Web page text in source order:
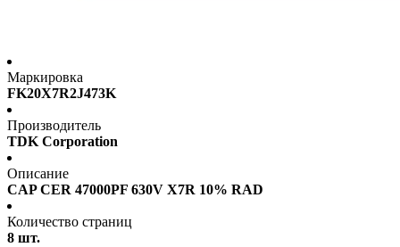
Маркировка
FK20X7R2J473K
Производитель
TDK Corporation
Описание
CAP CER 47000PF 630V X7R 10% RAD
Количество страниц
8 шт.